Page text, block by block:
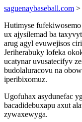
saguenaybaseball.com >
Hutimyse
ux ajysilemad ba
arug agyl evuwejisos
Jeriherabuky lofeka
ucatynar uvusatecifyv
budolaluracovu na
iperibixomuz.
Ugofuhax asydunefac
bacadidebuxapu axut
zywaxewyga.